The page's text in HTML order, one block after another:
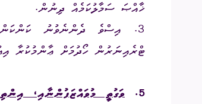
ޚާއްޞަ ސަމާލުކަމެއް ދިނުން.
3. އިސްވެ ދެންނެވުނު
ޓްރެއިނަރުން ހޯދުމަށް ޢާންމުކުރާ
5.
ވަގުތީ މުވައްޒަފުންނާއި،